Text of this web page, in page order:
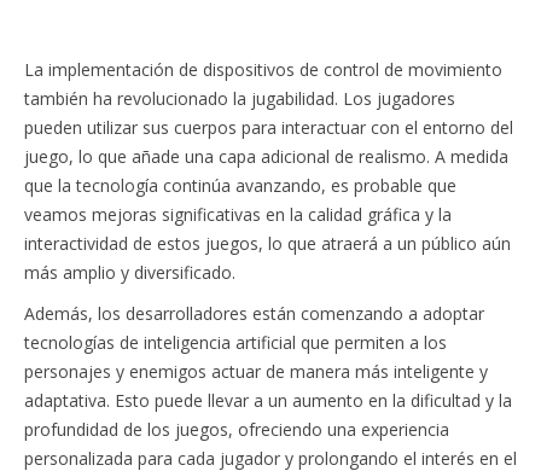
La implementación de dispositivos de control de movimiento
también ha revolucionado la jugabilidad. Los jugadores
pueden utilizar sus cuerpos para interactuar con el entorno del
juego, lo que añade una capa adicional de realismo. A medida
que la tecnología continúa avanzando, es probable que
veamos mejoras significativas en la calidad gráfica y la
interactividad de estos juegos, lo que atraerá a un público aún
más amplio y diversificado.
Además, los desarrolladores están comenzando a adoptar
tecnologías de inteligencia artificial que permiten a los
personajes y enemigos actuar de manera más inteligente y
adaptativa. Esto puede llevar a un aumento en la dificultad y la
profundidad de los juegos, ofreciendo una experiencia
personalizada para cada jugador y prolongando el interés en el